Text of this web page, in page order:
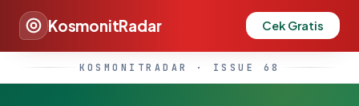
KosmonitRadar Cek Gratis
KOSMONITRADAR · ISSUE 68